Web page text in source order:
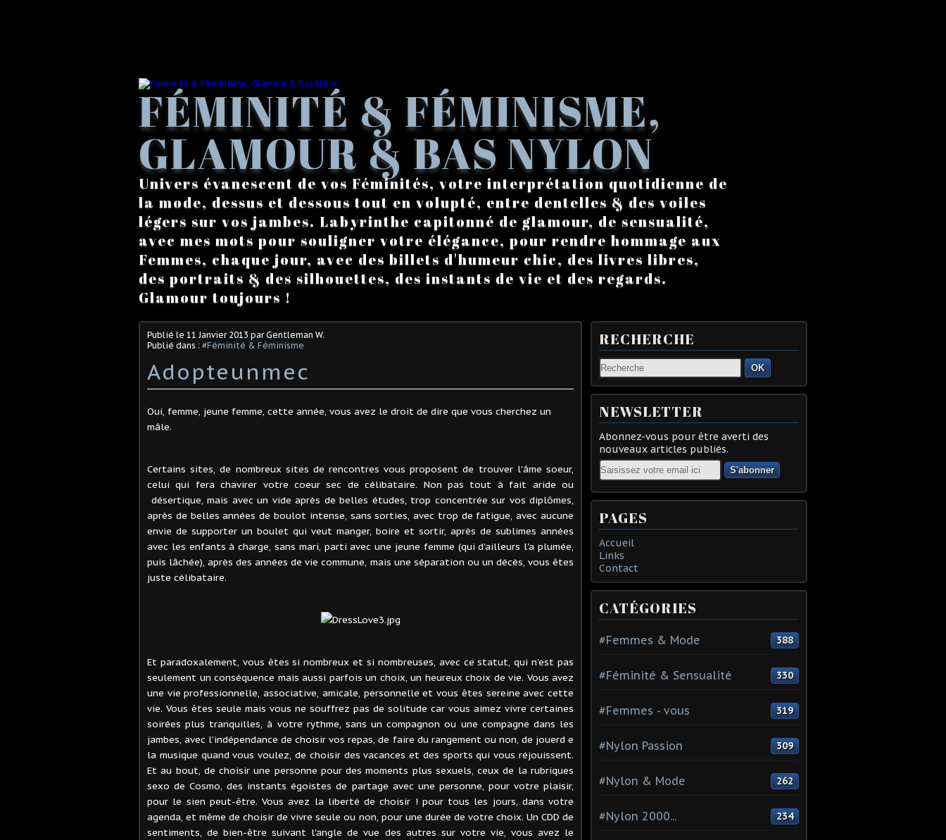
FÉMINITÉ & FÉMINISME,
GLAMOUR & BAS NYLON
Univers évanescent de vos Féminités, votre interprétation quotidienne de
la mode, dessus et dessous tout en volupté, entre dentelles & des voiles
légers sur vos jambes. Labyrinthe capitonné de glamour, de sensualité,
avec mes mots pour souligner votre élégance, pour rendre hommage aux
Femmes, chaque jour, avec des billets d'humeur chic, des livres libres,
des portraits & des silhouettes, des instants de vie et des regards.
Glamour toujours !
Publié le 11 Janvier 2013 par Gentleman W.
Publié dans : #Féminité & Féminisme
Adopteunmec
Oui, femme, jeune femme, cette année, vous avez le droit de dire que vous cherchez un
mâle.
Certains sites, de nombreux sites de rencontres vous proposent de trouver l'âme soeur,
celui qui fera chavirer votre coeur sec de célibataire. Non pas tout à fait aride ou
désertique, mais avec un vide après de belles études, trop concentrée sur vos diplômes,
après de belles années de boulot intense, sans sorties, avec trop de fatigue, avec aucune
envie de supporter un boulet qui veut manger, boire et sortir, après de sublimes années
avec les enfants à charge, sans mari, parti avec une jeune femme (qui d'ailleurs l'a plumée,
puis lâchée), après des années de vie commune, mais une séparation ou un décès, vous êtes
juste célibataire.
Et paradoxalement, vous êtes si nombreux et si nombreuses, avec ce statut, qui n'est pas
seulement un conséquence mais aussi parfois un choix, un heureux choix de vie. Vous avez
une vie professionnelle, associative, amicale, personnelle et vous êtes sereine avec cette
vie. Vous êtes seule mais vous ne souffrez pas de solitude car vous aimez vivre certaines
soirées plus tranquilles, à votre rythme, sans un compagnon ou une compagne dans les
jambes, avec l'indépendance de choisir vos repas, de faire du rangement ou non, de jouerd e
la musique quand vous voulez, de choisir des vacances et des sports qui vous réjouissent.
Et au bout, de choisir une personne pour des moments plus sexuels, ceux de la rubriques
sexo de Cosmo, des instants égoistes de partage avec une personne, pour votre plaisir,
pour le sien peut-être. Vous avez la liberté de choisir ! pour tous les jours, dans votre
agenda, et même de choisir de vivre seule ou non, pour une durée de votre choix. Un CDD de
sentiments, de bien-être suivant l'angle de vue des autres sur votre vie, vous avez le
RECHERCHE
OK
NEWSLETTER
Abonnez-vous pour être averti des
nouveaux articles publiés.
Email
PAGES
Accueil
Links
Contact
CATÉGORIES
#Femmes & Mode 388
#Féminité & Sensualité 330
#Femmes - vous 319
#Nylon Passion 309
#Nylon & Mode 262
#Nylon 2000... 234